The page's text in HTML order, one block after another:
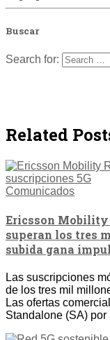
Buscar
Search for:
Related
Comunicados
Ericsson Mobility
superan los tres
subida gana
Las suscripciones
de los tres mil
Las ofertas
Standalone (SA)